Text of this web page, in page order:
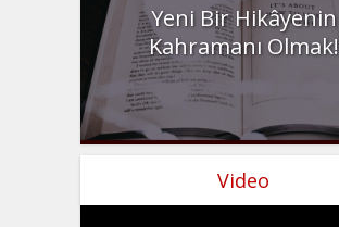
Yeni Bir Hikâyenin
Kahramanı Olmak!
Video